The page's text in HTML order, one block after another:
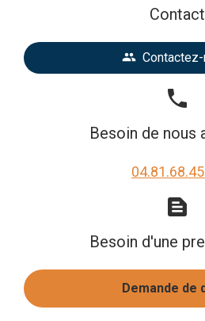
Contact
people
phone
Besoin de nous
text_snippet
Besoin d'une
Demande de